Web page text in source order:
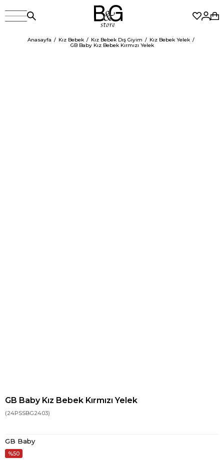
Anasayfa Kız Bebek Kız Bebek Dış Giyim
Kız Bebek Yelek
GB Baby Kız Bebek Kırmızı Yelek
GB Baby Kız Bebek Kırmızı Yelek
(24PSSBG2403)
GB Baby
50